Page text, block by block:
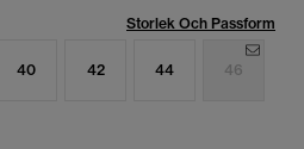
Storlek Och Passform
40 42 44 46